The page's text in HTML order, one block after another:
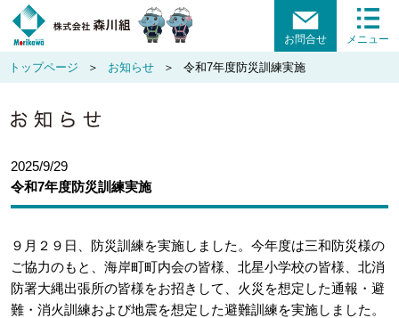
お問合せ メニュー
トップページ お知らせ 令和7年度防災訓練実施
2025/9/29
令和7年度防災訓練実施
９月２９日、防災訓練を実施しました。今年度は三和防災様の
ご協力のもと、海岸町町内会の皆様、北星小学校の皆様、北消
防署大縄出張所の皆様をお招きして、火災を想定した通報・避
難・消火訓練および地震を想定した避難訓練を実施しました。